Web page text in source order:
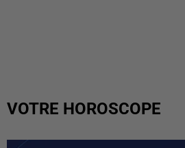
VOTRE HOROSCOPE